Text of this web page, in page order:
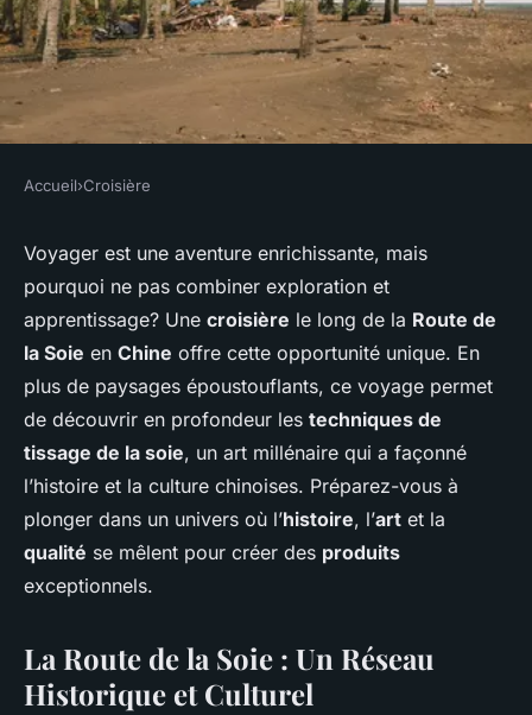
Quelle croisière permet de
découvrir les techniques de
tissage de la soie en Chine?
Naël•4 juillet 2024• 6 min de lecture
Accueil›Croisière
Voyager est une aventure enrichissante, mais
pourquoi ne pas combiner exploration et
apprentissage? Une croisière le long de la Route de
la Soie en Chine offre cette opportunité unique. En
plus de paysages époustouflants, ce voyage permet
de découvrir en profondeur les techniques de
tissage de la soie, un art millénaire qui a façonné
l’histoire et la culture chinoises. Préparez-vous à
plonger dans un univers où l’histoire, l’art et la
qualité se mêlent pour créer des produits
exceptionnels.
La Route de la Soie : Un Réseau
Historique et Culturel